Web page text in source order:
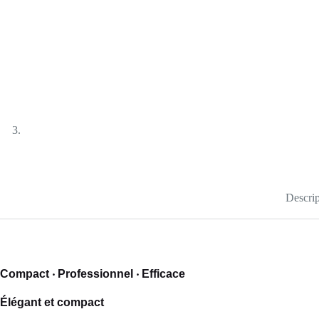
Compact ‧ Professionnel ‧ Efficace
Élégant et compact